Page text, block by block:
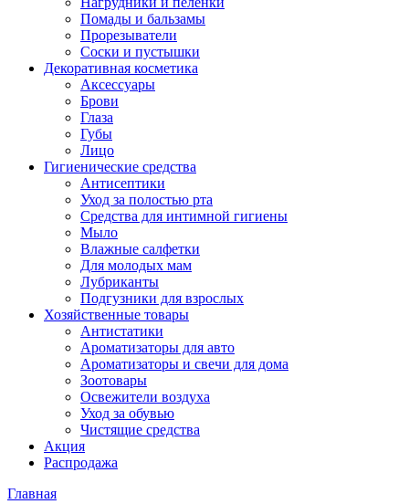
Помады и бальзамы
Прорезыватели
Соски и пустышки
Декоративная косметика
Аксессуары
Брови
Глаза
Губы
Лицо
Гигиенические средства
Антисептики
Уход за полостью рта
Средства для интимной гигиены
Мыло
Влажные салфетки
Для молодых мам
Лубриканты
Подгузники для взрослых
Хозяйственные товары
Антистатики
Ароматизаторы для авто
Ароматизаторы и свечи для дома
Зоотовары
Освежители воздуха
Уход за обувью
Чистящие средства
Акция
Распродажа
Главная